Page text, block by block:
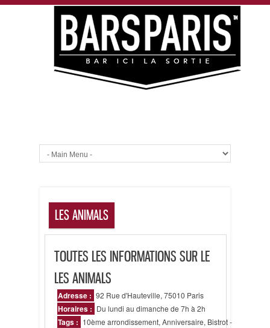
LES ANIMALS
TOUTES LES INFORMATIONS SUR LE
LES ANIMALS
Adresse : 92 Rue d'Hauteville, 75010 Paris
Horaires : Du lundi au dimanche de 7h à 2h
Tags : 10ème arrondissement, Anniversaire, Bistrot -